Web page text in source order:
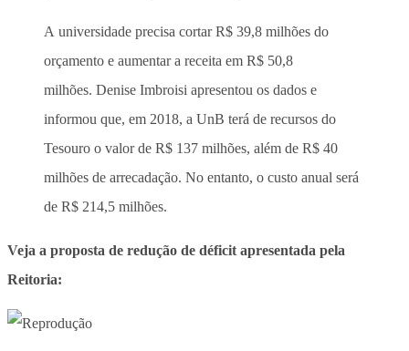
A universidade precisa cortar R$ 39,8 milhões do
orçamento e aumentar a receita em R$ 50,8
milhões. Denise Imbroisi apresentou os dados e
informou que, em 2018, a UnB terá de recursos do
Tesouro o valor de R$ 137 milhões, além de R$ 40
milhões de arrecadação. No entanto, o custo anual será
de R$ 214,5 milhões.
Veja a proposta de redução de déficit apresentada pela
Reitoria: